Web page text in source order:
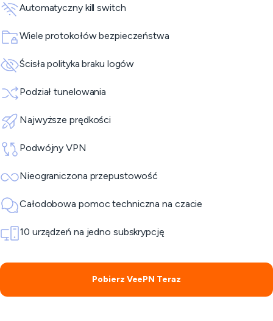
Automatyczny kill switch
Wiele protokołów bezpieczeństwa
Ścisła polityka braku logów
Podział tunelowania
Najwyższe prędkości
Podwójny VPN
Nieograniczona przepustowość
Całodobowa pomoc techniczna na czacie
10 urządzeń na jedno subskrypcję
Pobierz VeePN Teraz